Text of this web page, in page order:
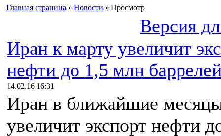
Главная страница » Новости » Просмотр
Версия
Иран к марту увеличит
нефти до 1,5 млн
14.02.16 16:31
Иран в ближайшие
увеличит экспорт нефти